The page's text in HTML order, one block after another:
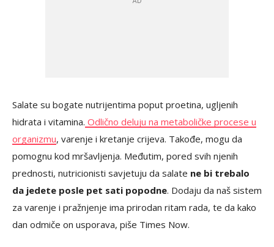
Salate su bogate nutrijentima poput proetina, ugljenih
hidrata i vitamina. Odlično deluju na metaboličke procese u
organizmu, varenje i kretanje crijeva. Takođe, mogu da
pomognu kod mršavljenja. Međutim, pored svih njenih
prednosti, nutricionisti savjetuju da salate ne bi trebalo
da jedete posle pet sati popodne. Dodaju da naš sistem
za varenje i pražnjenje ima prirodan ritam rada, te da kako
dan odmiče on usporava, piše Times Now.